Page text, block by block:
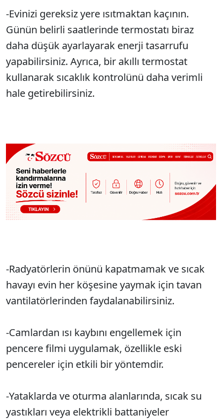
-Evinizi gereksiz yere ısıtmaktan kaçının.
Günün belirli saatlerinde termostatı biraz
daha düşük ayarlayarak enerji tasarrufu
yapabilirsiniz. Ayrıca, bir akıllı termostat
kullanarak sıcaklık kontrolünü daha verimli
hale getirebilirsiniz.
-Radyatörlerin önünü kapatmamak ve sıcak
havayı evin her köşesine yaymak için tavan
vantilatörlerinden faydalanabilirsiniz.
-Camlardan ısı kaybını engellemek için
pencere filmi uygulamak, özellikle eski
pencereler için etkili bir yöntemdir.
-Yataklarda ve oturma alanlarında, sıcak su
yastıkları veya elektrikli battaniyeler